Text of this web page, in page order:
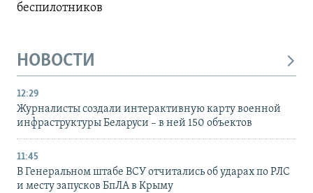
беспилотников
НОВОСТИ
12:29
Журналисты создали интерактивную карту военной
инфраструктуры Беларуси – в ней 150 объектов
11:45
В Генеральном штабе ВСУ отчитались об ударах по РЛС
и месту запусков БпЛА в Крыму